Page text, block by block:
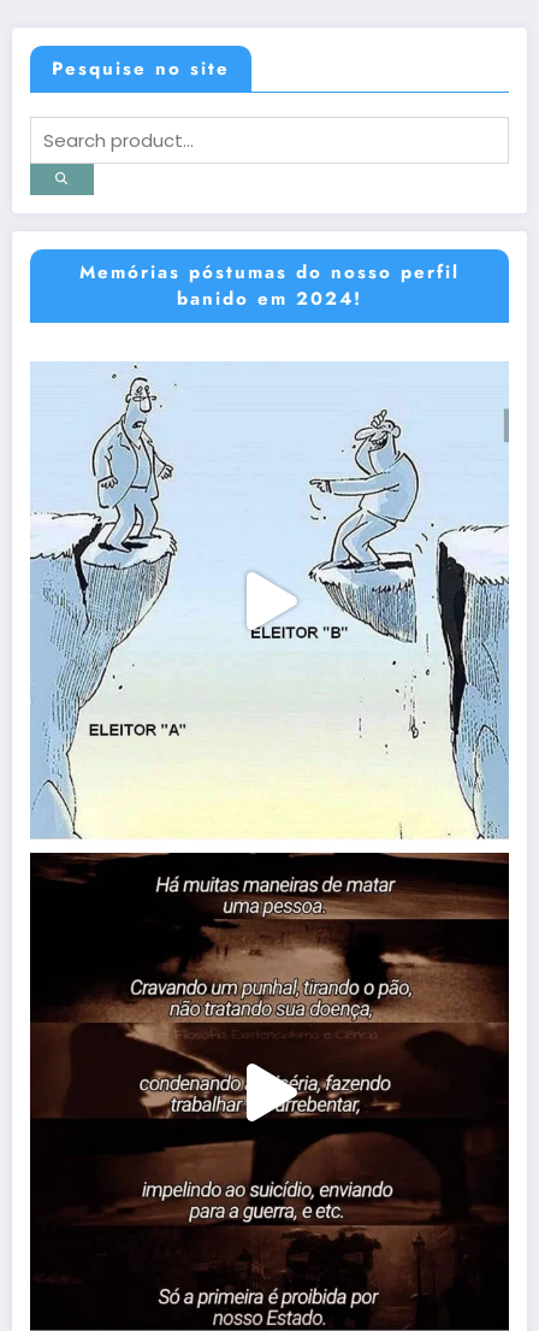
Pesquise no site
Memórias póstumas do nosso perfil
banido em 2024!